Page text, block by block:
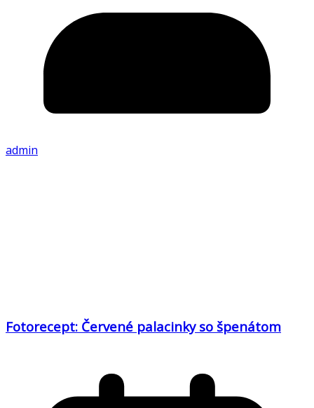
admin
Fotorecept: Červené palacinky so špenátom